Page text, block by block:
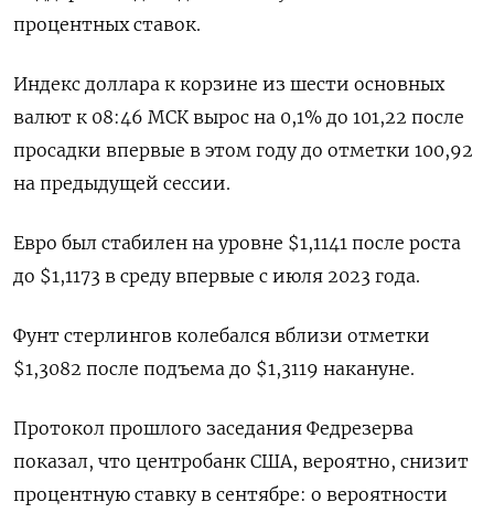
процентных ставок.
Индекс доллара к корзине из шести основных
валют к 08:46 МСК вырос на 0,1% до 101,22​ после
просадки впервые в этом году до отметки 100,92
на предыдущей сессии.
Евро был стабилен на уровне $1,1141 после роста
до $1,1173 в среду впервые с июля 2023 года.​
Фунт стерлингов колебался вблизи отметки
$1,3082 после подъема до $1,3119 накануне.​
Протокол прошлого заседания Федрезерва
показал, что центробанк США, вероятно, снизит
процентную ставку в сентябре: о вероятности